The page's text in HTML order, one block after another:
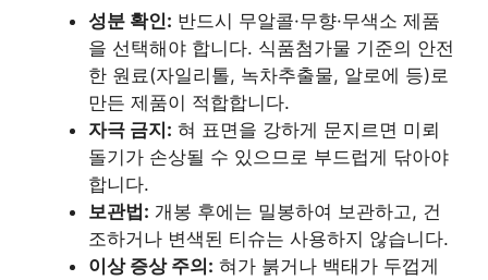
성분 확인: 반드시 무알콜·무향·무색소 제품
을 선택해야 합니다. 식품첨가물 기준의 안전
한 원료(자일리톨, 녹차추출물, 알로에 등)로
만든 제품이 적합합니다.
자극 금지: 혀 표면을 강하게 문지르면 미뢰
돌기가 손상될 수 있으므로 부드럽게 닦아야
합니다.
보관법: 개봉 후에는 밀봉하여 보관하고, 건
조하거나 변색된 티슈는 사용하지 않습니다.
이상 증상 주의: 혀가 붉거나 백태가 두껍게